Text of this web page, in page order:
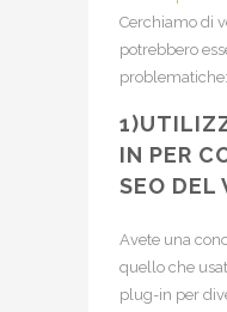
Cerchiamo di
potrebbero
problematiche:
IN PER
SEO DEL
Avete una
quello che
plug-in per